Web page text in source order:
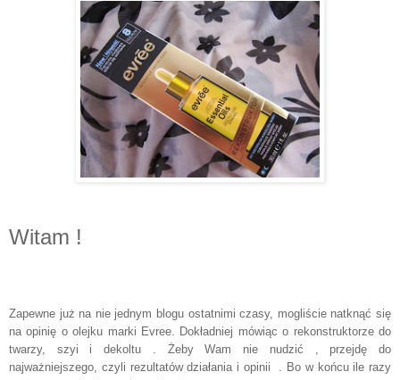
Witam !
Zapewne już na nie jednym blogu ostatnimi czasy, mogliście natknąć się
na opinię o olejku marki Evree. Dokładniej mówiąc o rekonstruktorze do
twarzy, szyi i dekoltu . Żeby Wam nie nudzić , przejdę do
najważniejszego, czyli rezultatów działania i opinii . Bo w końcu ile razy